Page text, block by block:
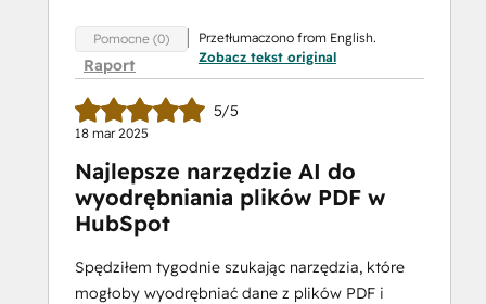
Pomocne (0)
Raport
Przetłumaczono from English.
Zobacz tekst original
5/5
18 mar 2025
Najlepsze narzędzie AI do
wyodrębniania plików PDF w
HubSpot
Spędziłem tygodnie szukając narzędzia, które
mogłoby wyodrębniać dane z plików PDF i